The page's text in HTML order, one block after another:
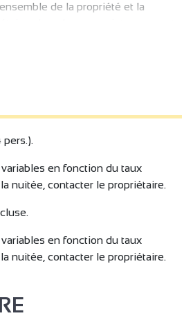
de la propriété et la
en fonction du taux
nuitée, contacter le propriétaire.
en fonction du taux
nuitée, contacter le propriétaire.